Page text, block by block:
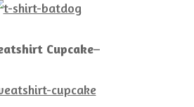
Cupcake–